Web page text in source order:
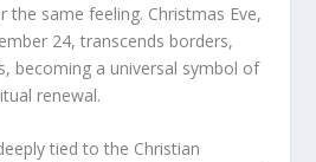
the same feeling. Christmas Eve,
24, transcends borders,
becoming a universal symbol of
renewal.
tied to the Christian